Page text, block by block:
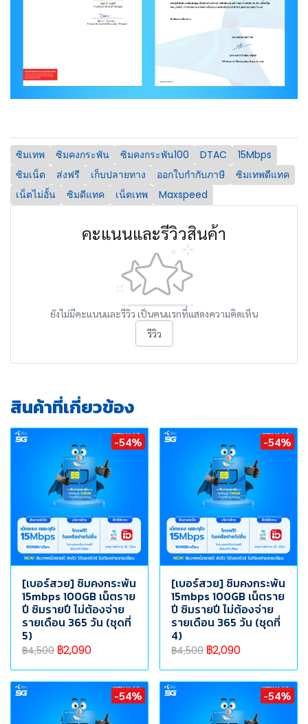
ซิมเทพ ซิมคงกระพัน ซิมคงกระพัน100 DTAC
15Mbps
ซิมเน็ต
ส่งฟรี เก็บปลายทาง ออกใบกำกับภาษี
ซิมเทพดีแทค
เน็ตไม่อั้น
ซิมดีแทค เน็ตเทพ Maxspeed
คะแนนและรีวิวสินค้า
ยังไม่มีคะแนนและรีวิว เป็นคนแรกที่แสดงความคิดเห็น
รีวิว
สินค้าที่เกี่ยวข้อง
-54%
[เบอร์สวย] ซิมคงกระพัน
15mbps 100GB เน็ตราย
ปี ซิมรายปี ไม่ต้องจ่าย
รายเดือน 365 วัน (ชุดที่
5)
฿4,500 ฿2,090
-54%
[เบอร์สวย] ซิมคงกระพัน
15mbps 100GB เน็ตราย
ปี ซิมรายปี ไม่ต้องจ่าย
รายเดือน 365 วัน (ชุดที่
4)
฿4,500 ฿2,090
-54% -54%